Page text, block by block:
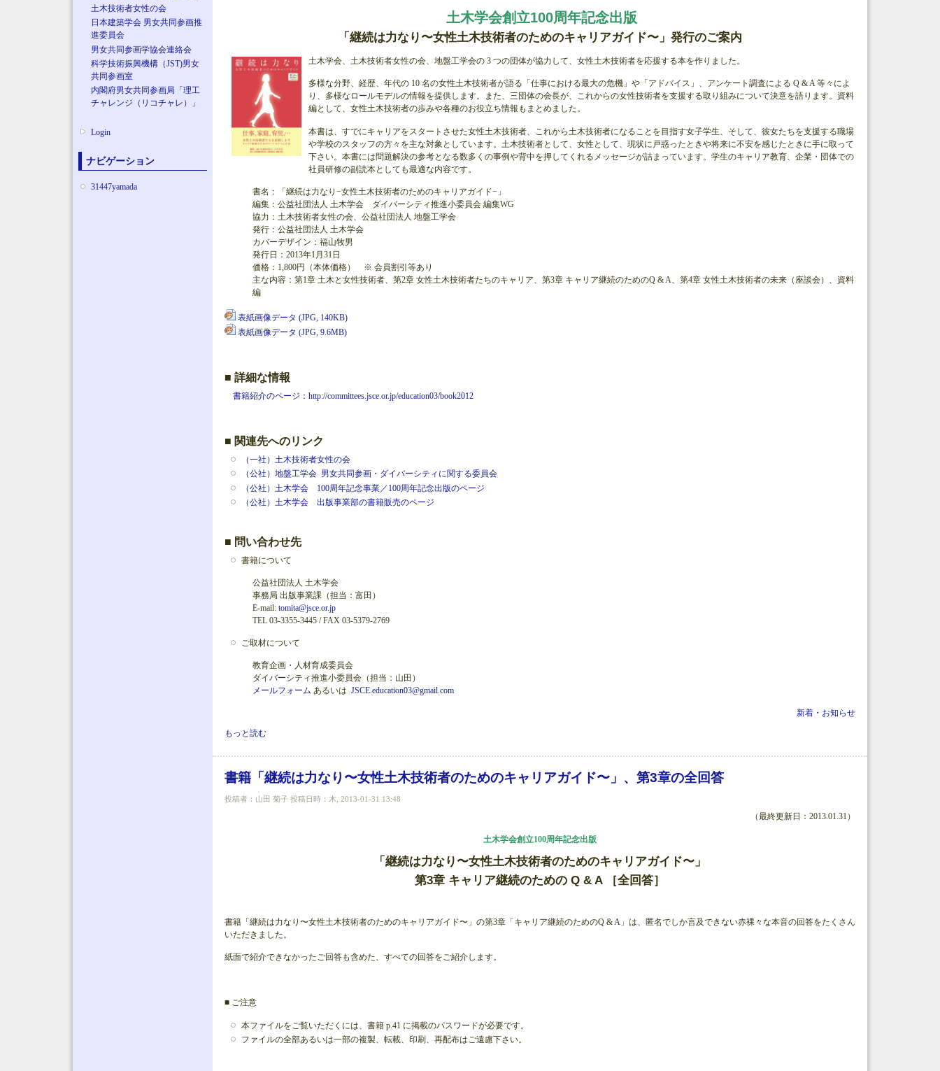
土木技術者女性の会
日本建築学会 男女共同参画推
進委員会
男女共同参画学協会連絡会
科学技術振興機構（JST)男女
共同参画室
内閣府男女共同参画局「理工
チャレンジ（リコチャレ）」
Login
ナビゲーション
31447yamada
土木学会創立100周年記念出版
「継続は力なり〜女性土木技術者のためのキャリアガイド〜」発行のご案内
土木学会、土木技術者女性の会、地盤工学会の 3 つの団体が協力して、女性土木技術者を応援する本を作りました。
多様な分野、経歴、年代の 10 名の女性土木技術者が語る「仕事における最大の危機」や「アドバイス」、アンケート調査による Q & A 等々によ
り、多様なロールモデルの情報を提供します。また、三団体の会長が、これからの女性技術者を支援する取り組みについて決意を語ります。資料
編として、女性土木技術者の歩みや各種のお役立ち情報もまとめました。
本書は、すでにキャリアをスタートさせた女性土木技術者、これから土木技術者になることを目指す女子学生、そして、彼女たちを支援する職場
や学校のスタッフの方々を主な対象としています。土木技術者として、女性として、現状に戸惑ったときや将来に不安を感じたときに手に取って
下さい。本書には問題解決の参考となる数多くの事例や背中を押してくれるメッセージが詰まっています。学生のキャリア教育、企業・団体での
社員研修の副読本としても最適な内容です。
書名：「継続は力なり−女性土木技術者のためのキャリアガイド−」
編集：公益社団法人 土木学会 ダイバーシティ推進小委員会 編集WG
協力：土木技術者女性の会、公益社団法人 地盤工学会
発行：公益社団法人 土木学会
カバーデザイン：福山牧男
発行日：2013年1月31日
価格：1,800円（本体価格） ※ 会員割引等あり
主な内容：第1章 土木と女性技術者、第2章 女性土木技術者たちのキャリア、第3章 キャリア継続のためのQ & A、第4章 女性土木技術者の未来（座談会）、資料
編
表紙画像データ (JPG, 140KB)
表紙画像データ (JPG, 9.6MB)
■ 詳細な情報
書籍紹介のページ：http://committees.jsce.or.jp/education03/book2012
■ 関連先へのリンク
（一社）土木技術者女性の会
（公社）地盤工学会 男女共同参画・ダイバーシティに関する委員会
（公社）土木学会 100周年記念事業／100周年記念出版のページ
（公社）土木学会 出版事業部の書籍販売のページ
■ 問い合わせ先
書籍について
公益社団法人 土木学会
事務局 出版事業課（担当：富田）
E-mail: tomita@jsce.or.jp
TEL 03-3355-3445 / FAX 03-5379-2769
ご取材について
教育企画・人材育成委員会
ダイバーシティ推進小委員会（担当：山田）
メールフォーム あるいは JSCE.education03@gmail.com
新着・お知らせ
土木学会創立100周年記念出版「継続は力なり−女性土木技術者のキャリアガイド−」発行のご案内（報道機関向け） について
もっと読む
書籍「継続は力なり〜女性土木技術者のためのキャリアガイド〜」、第3章の全回答
投稿者： 山田 菊子 投稿日時：木, 2013-01-31 13:48
（最終更新日：2013.01.31）
土木学会創立100周年記念出版
「継続は力なり〜女性土木技術者のためのキャリアガイド〜」
第3章 キャリア継続のための Q & A ［全回答］
書籍「継続は力なり〜女性土木技術者のためのキャリアガイド〜」の第3章「キャリア継続のためのQ & A」は、匿名でしか言及できない赤裸々な本音の回答をたくさん
いただきました。
紙面で紹介できなかったご回答も含めた、すべての回答をご紹介します。
■ ご注意
本ファイルをご覧いただくには、書籍 p.41 に掲載のパスワードが必要です。
ファイルの全部あるいは一部の複製、転載、印刷、再配布はご遠慮下さい。